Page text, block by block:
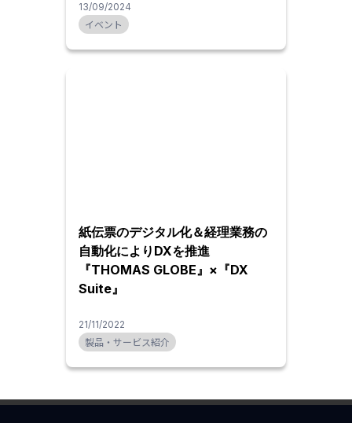
13/09/2024
イベント
紙伝票のデジタル化＆経理業務の
自動化によりDXを推進
『THOMAS GLOBE』×『DX
Suite』
21/11/2022
製品・サービス紹介